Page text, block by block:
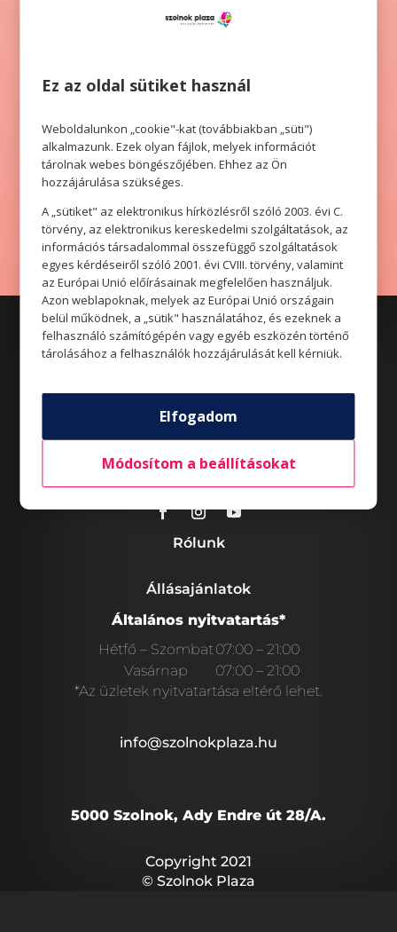
ellenőrizzétek a spam mappát.
VISSZA A FŐOLDALRA
Üzletek
Rólunk
Állásajánlatok
Általános nyitvatartás*
Hétfő – Szombat 07:00 – 21:00
Vasárnap
07:00 – 21:00
*Az üzletek nyitvatartása eltérő lehet.
info@szolnokplaza.hu
5000 Szolnok, Ady Endre út 28/A.
Copyright 2021
© Szolnok Plaza
Ez az oldal sütiket használ
Weboldalunkon „cookie"-kat (továbbiakban „süti")
alkalmazunk. Ezek olyan fájlok, melyek információt
tárolnak webes böngészőjében. Ehhez az Ön
hozzájárulása szükséges.
A „sütiket" az elektronikus hírközlésről szóló 2003. évi C.
törvény, az elektronikus kereskedelmi szolgáltatások, az
információs társadalommal összefüggő szolgáltatások
egyes kérdéseiről szóló 2001. évi CVIII. törvény, valamint
az Európai Unió előírásainak megfelelően használjuk.
Azon weblapoknak, melyek az Európai Unió országain
belül működnek, a „sütik" használatához, és ezeknek a
felhasználó számítógépén vagy egyéb eszközén történő
tárolásához a felhasználók hozzájárulását kell kérniük.
Elfogadom
Módosítom a beállításokat